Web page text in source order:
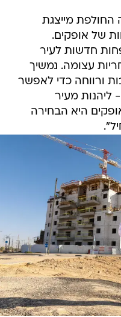
החולפת מייצגת
של אופקים.
חדשות לעיר
עצומה. נמשיך
ורווחה כדי לאפשר
מעיר
היא הבחירה